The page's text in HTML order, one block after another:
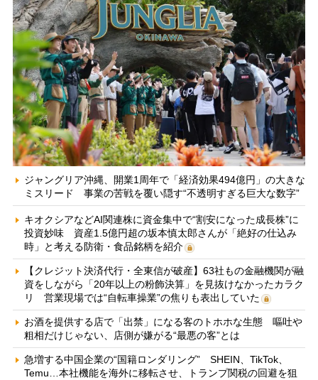
ジャングリア沖縄、開業1周年で「経済効果494億円」の大きな
ミスリード 事業の苦戦を覆い隠す“不透明すぎる巨大な数字”
キオクシアなどAI関連株に資金集中で“割安になった成長株”に
投資妙味 資産1.5億円超の坂本慎太郎さんが「絶好の仕込み
時」と考える防衛・食品銘柄を紹介
【クレジット決済代行・全東信が破産】63社もの金融機関が融
資をしながら「20年以上の粉飾決算」を見抜けなかったカラク
リ 営業現場では“自転車操業”の焦りも表出していた
お酒を提供する店で「出禁」になる客のトホホな生態 嘔吐や
粗相だけじゃない、店側が嫌がる“最悪の客”とは
急増する中国企業の“国籍ロンダリング” SHEIN、TikTok、
Temu…本社機能を海外に移転させ、トランプ関税の回避を狙